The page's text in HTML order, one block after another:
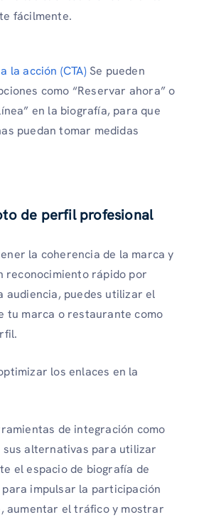
fácilmente.
la acción (CTA)Se pueden
como “Reservar ahora” o
en la biografía, para que
puedan tomar medidas
de perfil profesional
la coherencia de la marca y
reconocimiento rápido por
audiencia, puedes utilizar el
tu marca o restaurante como
los enlaces en la
de integración como
sus alternativas para utilizar
el espacio de biografía de
impulsar la participación
aumentar el tráfico y mostrar